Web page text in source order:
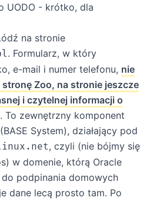
UODO - krótko, dla
na stronie
. Formularz, w który
e-mail i numer telefonu, nie
Zoo, na stronie jeszcze
i czytelnej informacji o
. To zewnętrzny komponent
System), działający pod
, czyli (nie bójmy się
w domenie, którą Oracle
podpinania domowych
dane lecą prosto tam. Po